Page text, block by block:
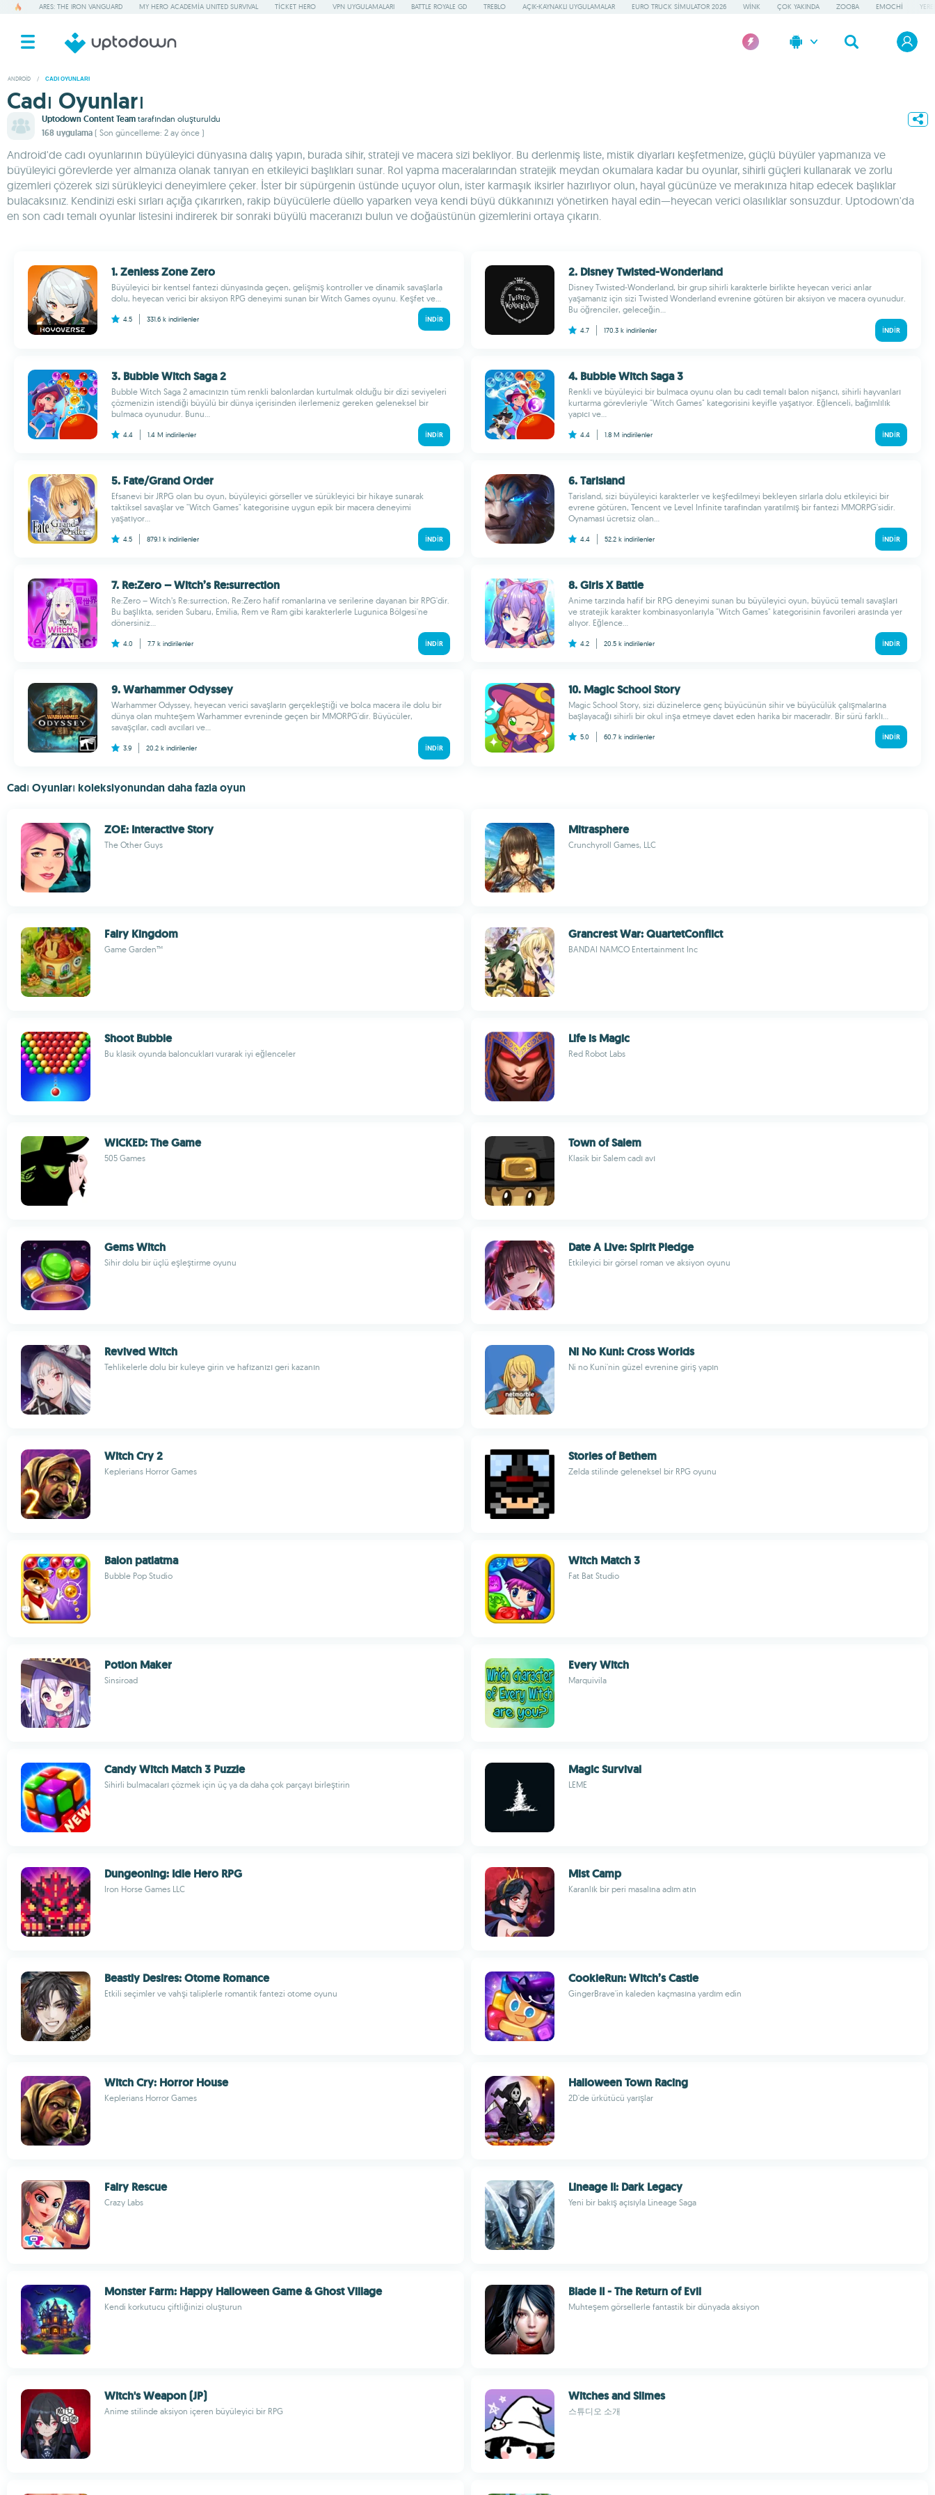
ARES: THE IRON VANGUARD MY HERO ACADEMIA UNITED SURVIVAL TICKET HERO VPN UYGULAMALARI BATTLE ROYALE GD TREBLO AÇIK-KAYNAKLI UYGULAMALAR EURO TRUCK SIMULATOR 2026 WINK ÇOK YAKINDA ZOOBA EMOCHI
ANDROID / CADI OYUNLARI
Cadı Oyunları
Uptodown Content Team tarafından oluşturuldu
168 uygulama ( Son güncelleme: 2 ay önce )
Android'de cadı oyunlarının büyüleyici dünyasına dalış yapın, burada sihir, strateji ve macera sizi bekliyor. Bu derlenmiş liste, mistik diyarları keşfetmenize, güçlü büyüler yapmanıza ve
büyüleyici görevlerde yer almanıza olanak tanıyan en etkileyici başlıkları sunar. Rol yapma maceralarından stratejik meydan okumalara kadar bu oyunlar, sihirli güçleri kullanarak ve zorlu
gizemleri çözerek sizi sürükleyici deneyimlere çeker. İster bir süpürgenin üstünde uçuyor olun, ister karmaşık iksirler hazırlıyor olun, hayal gücünüze ve merakınıza hitap edecek başlıklar
bulacaksınız. Kendinizi eski sırları açığa çıkarırken, rakip büyücülerle düello yaparken veya kendi büyü dükkanınızı yönetirken hayal edin—heyecan verici olasılıklar sonsuzdur. Uptodown'da
en son cadı temalı oyunlar listesini indirerek bir sonraki büyülü maceranızı bulun ve doğaüstünün gizemlerini ortaya çıkarın.
1. Zenless Zone Zero
Büyüleyici bir kentsel fantezi dünyasında geçen, gelişmiş kontroller ve dinamik savaşlarla
dolu, heyecan verici bir aksiyon RPG deneyimi sunan bir Witch Games oyunu. Keşfet ve...
4.5 331.6 k indirilenler İNDIR
2. Disney Twisted-Wonderland
Disney Twisted-Wonderland, bir grup sihirli karakterle birlikte heyecan verici anlar
yaşamanız için sizi Twisted Wonderland evrenine götüren bir aksiyon ve macera oyunudur.
Bu öğrenciler, geleceğin...
4.7 170.3 k indirilenler İNDIR
3. Bubble Witch Saga 2
Bubble Witch Saga 2 amacınızın tüm renkli balonlardan kurtulmak olduğu bir dizi seviyeleri
çözmenizin istendiği büyülü bir dünya içerisinden ilerlemeniz gereken geleneksel bir
bulmaca oyunudur. Bunu...
4.4 1.4 M indirilenler İNDIR
4. Bubble Witch Saga 3
Renkli ve büyüleyici bir bulmaca oyunu olan bu cadı temalı balon nişancı, sihirli hayvanları
kurtarma görevleriyle "Witch Games" kategorisini keyifle yaşatıyor. Eğlenceli, bağımlılık
yapıcı ve...
4.4 1.8 M indirilenler İNDIR
5. Fate/Grand Order
Efsanevi bir JRPG olan bu oyun, büyüleyici görseller ve sürükleyici bir hikaye sunarak
taktiksel savaşlar ve "Witch Games" kategorisine uygun epik bir macera deneyimi
yaşatıyor...
4.5 879.1 k indirilenler İNDIR
6. Tarisland
Tarisland, sizi büyüleyici karakterler ve keşfedilmeyi bekleyen sırlarla dolu etkileyici bir
evrene götüren, Tencent ve Level Infinite tarafından yaratılmış bir fantezi MMORPG'sidir.
Oynaması ücretsiz olan...
4.4 52.2 k indirilenler İNDIR
7. Re:Zero – Witch’s Re:surrection
Re:Zero – Witch’s Re:surrection, Re:Zero hafif romanlarına ve serilerine dayanan bir RPG'dir.
Bu başlıkta, seriden Subaru, Emilia, Rem ve Ram gibi karakterlerle Lugunica Bölgesi'ne
dönersiniz...
4.0 7.7 k indirilenler İNDIR
8. Girls X Battle
Anime tarzında hafif bir RPG deneyimi sunan bu büyüleyici oyun, büyücü temalı savaşları
ve stratejik karakter kombinasyonlarıyla "Witch Games" kategorisinin favorileri arasında yer
alıyor. Eğlence...
4.2 20.5 k indirilenler İNDIR
9. Warhammer Odyssey
Warhammer Odyssey, heyecan verici savaşların gerçekleştiği ve bolca macera ile dolu bir
dünya olan muhteşem Warhammer evreninde geçen bir MMORPG'dir. Büyücüler,
savaşçılar, cadı avcıları ve...
3.9 20.2 k indirilenler İNDIR
10. Magic School Story
Magic School Story, sizi düzinelerce genç büyücünün sihir ve büyücülük çalışmalarına
başlayacağı sihirli bir okul inşa etmeye davet eden harika bir maceradır. Bir sürü farklı...
5.0 60.7 k indirilenler İNDIR
Cadı Oyunları koleksiyonundan daha fazla oyun
ZOE: Interactive Story
The Other Guys
Mitrasphere
Crunchyroll Games, LLC
Fairy Kingdom
Game Garden™
Grancrest War: QuartetConflict
BANDAI NAMCO Entertainment Inc
Shoot Bubble
Bu klasik oyunda baloncukları vurarak iyi eğlenceler
Life is Magic
Red Robot Labs
WICKED: The Game
505 Games
Town of Salem
Klasik bir Salem cadı avı
Gems Witch
Sihir dolu bir üçlü eşleştirme oyunu
Date A Live: Spirit Pledge
Etkileyici bir görsel roman ve aksiyon oyunu
Revived Witch
Tehlikelerle dolu bir kuleye girin ve hafızanızı geri kazanın
Ni No Kuni: Cross Worlds
Ni no Kuni'nin güzel evrenine giriş yapın
Witch Cry 2
Keplerians Horror Games
Stories of Bethem
Zelda stilinde geleneksel bir RPG oyunu
Balon patlatma
Bubble Pop Studio
Witch Match 3
Fat Bat Studio
Potion Maker
Sinsiroad
Every Witch
Marquivila
Candy Witch Match 3 Puzzle
Sihirli bulmacaları çözmek için üç ya da daha çok parçayı birleştirin
Magic Survival
LEME
Dungeoning: Idle Hero RPG
Iron Horse Games LLC
Mist Camp
Karanlık bir peri masalına adım atın
Beastly Desires: Otome Romance
Etkili seçimler ve vahşi taliplerle romantik fantezi otome oyunu
CookieRun: Witch’s Castle
GingerBrave'in kaleden kaçmasına yardım edin
Witch Cry: Horror House
Keplerians Horror Games
Halloween Town Racing
2D'de ürkütücü yarışlar
Fairy Rescue
Crazy Labs
Lineage II: Dark Legacy
Yeni bir bakış açısıyla Lineage Saga
Monster Farm: Happy Halloween Game & Ghost Village
Kendi korkutucu çiftliğinizi oluşturun
Blade II - The Return of Evil
Muhteşem görsellerle fantastik bir dünyada aksiyon
Witch's Weapon (JP)
Anime stilinde aksiyon içeren büyüleyici bir RPG
Witches and Slimes
스튜디오 소개